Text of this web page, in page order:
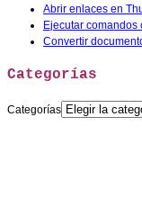
Abrir enlaces en
Ejecutar comandos
Convertir
Categorías
Categorías